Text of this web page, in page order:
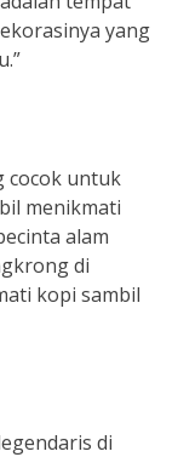
yang
cocok untuk
menikmati
alam
di
kopi sambil
di